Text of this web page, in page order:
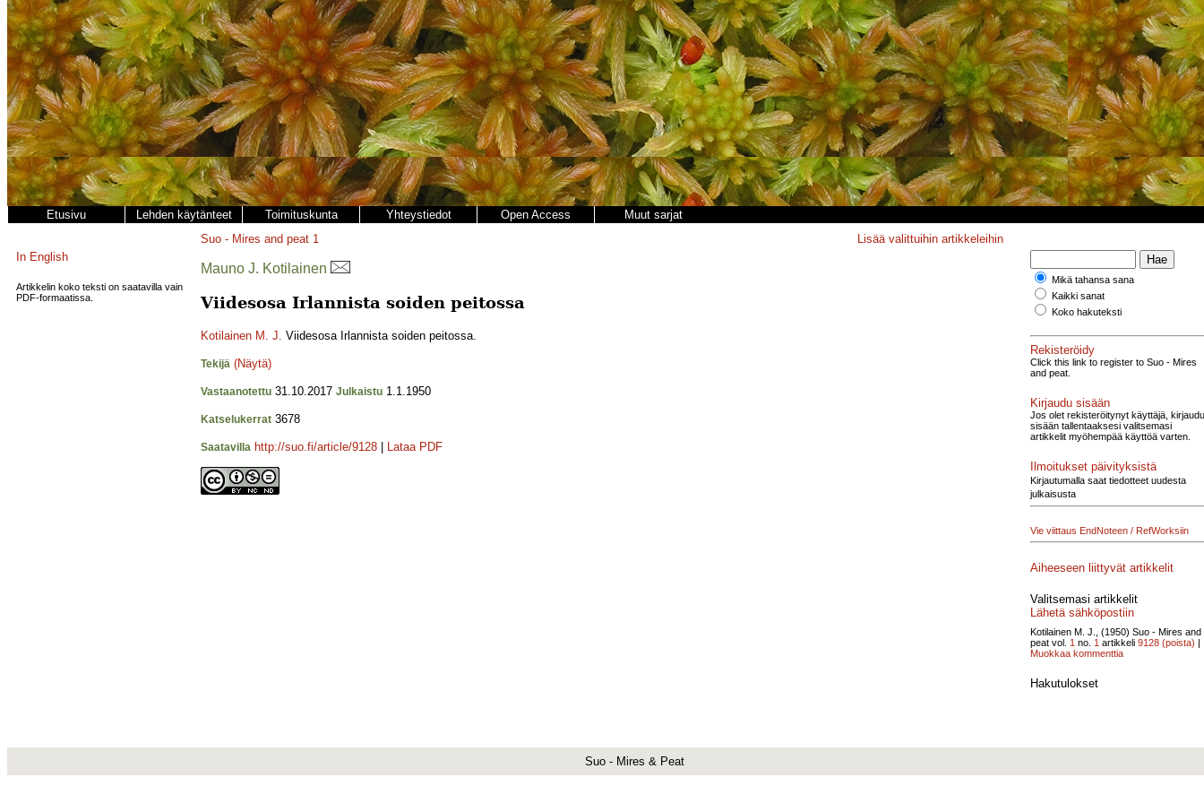
Etusivu Lehden käytänteet Toimituskunta Yhteystiedot Open Access Muut sarjat
In English
Artikkelin koko teksti on saatavilla vain
PDF-formaatissa.
Suo - Mires and peat 1 Lisää valittuihin artikkeleihin
Mauno J. Kotilainen
Viidesosa Irlannista soiden peitossa
Kotilainen M. J. Viidesosa Irlannista soiden peitossa.
Tekijä (Näytä)
Vastaanotettu 31.10.2017 Julkaistu 1.1.1950
Katselukerrat 3678
Saatavilla http://suo.fi/article/9128 Lataa PDF
Mikä tahansa sana
Kaikki sanat
Koko hakuteksti
Rekisteröidy
Click this link to register to Suo - Mires
and peat.
Kirjaudu sisään
Jos olet rekisteröitynyt käyttäjä, kirjaudu
sisään tallentaaksesi valitsemasi
artikkelit myöhempää käyttöä varten.
Ilmoitukset päivityksistä
Kirjautumalla saat tiedotteet uudesta
julkaisusta
Vie viittaus EndNoteen / RefWorksiin
Aiheeseen liittyvät artikkelit
Valitsemasi artikkelit
Lähetä sähköpostiin
Kotilainen M. J., (1950) Suo - Mires and
peat vol. 1 no. 1 artikkeli 9128 (poista) |
Muokkaa kommenttia
Hakutulokset
Suo - Mires & Peat